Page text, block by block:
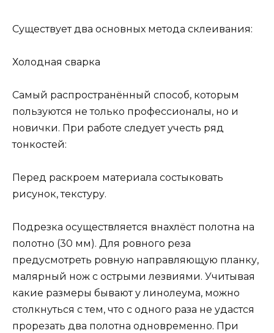
Существует два основных метода склеивания:
Холодная сварка
Самый распространённый способ, которым
пользуются не только профессионалы, но и
новички. При работе следует учесть ряд
тонкостей:
Перед раскроем материала состыковать
рисунок, текстуру.
Подрезка осуществляется внахлёст полотна на
полотно (30 мм). Для ровного реза
предусмотреть ровную направляющую планку,
малярный нож с острыми лезвиями. Учитывая
какие размеры бывают у линолеума, можно
столкнуться с тем, что с одного раза не удастся
прорезать два полотна одновременно. При